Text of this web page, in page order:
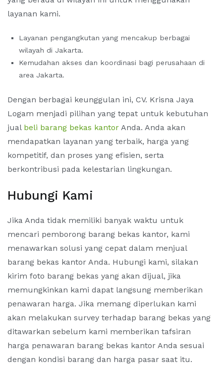
layanan kami.
Layanan pengangkutan yang mencakup berbagai
wilayah di Jakarta.
Kemudahan akses dan koordinasi bagi perusahaan di
area Jakarta.
Dengan berbagai keunggulan ini, CV. Krisna Jaya
Logam menjadi pilihan yang tepat untuk kebutuhan
jual beli barang bekas kantor Anda. Anda akan
mendapatkan layanan yang terbaik, harga yang
kompetitif, dan proses yang efisien, serta
berkontribusi pada kelestarian lingkungan.
Hubungi Kami
Jika Anda tidak memiliki banyak waktu untuk
mencari pemborong barang bekas kantor, kami
menawarkan solusi yang cepat dalam menjual
barang bekas kantor Anda. Hubungi kami, silakan
kirim foto barang bekas yang akan dijual, jika
memungkinkan kami dapat langsung memberikan
penawaran harga. Jika memang diperlukan kami
akan melakukan survey terhadap barang bekas yang
ditawarkan sebelum kami memberikan tafsiran
harga penawaran barang bekas kantor Anda sesuai
dengan kondisi barang dan harga pasar saat itu.